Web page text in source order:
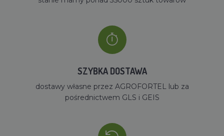
SZYBKA DOSTAWA
dostawy własne przez AGROFORTEL lub za
pośrednictwem GLS i GEIS